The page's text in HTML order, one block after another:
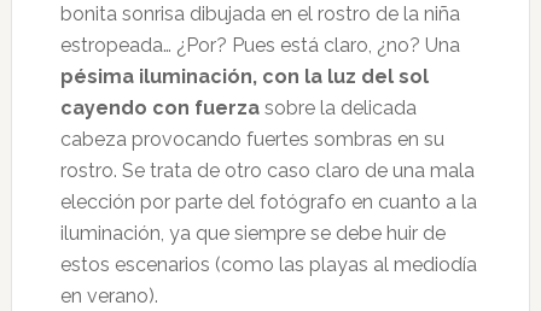
bonita sonrisa dibujada en el rostro de la niña
estropeada… ¿Por? Pues está claro, ¿no? Una
pésima iluminación, con la luz del sol
cayendo con fuerza sobre la delicada
cabeza provocando fuertes sombras en su
rostro. Se trata de otro caso claro de una mala
elección por parte del fotógrafo en cuanto a la
iluminación, ya que siempre se debe huir de
estos escenarios (como las playas al mediodía
en verano).